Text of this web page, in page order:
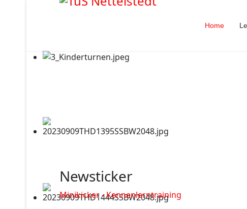
Home
Newsticker
Minikicker - Kennenlerntraining